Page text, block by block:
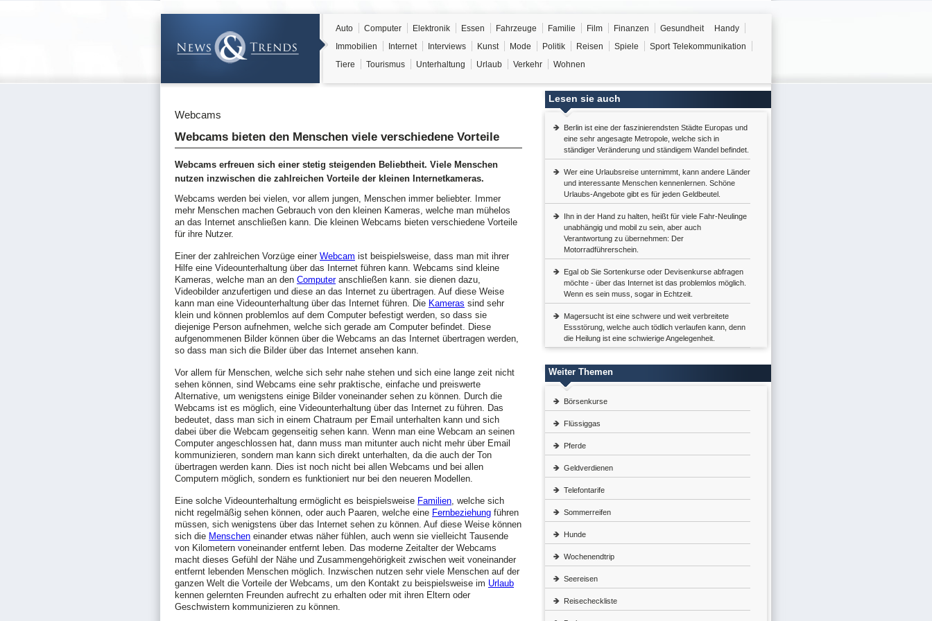
Auto Computer Elektronik Essen Fahrzeuge Familie Film Finanzen Gesundheit
Handy
Immobilien
Internet Interviews Kunst Mode Politik Reisen Spiele Sport Telekommunikation
Tiere
Tourismus Unterhaltung Urlaub Verkehr Wohnen
Webcams
Webcams bieten den Menschen viele verschiedene Vorteile
Webcams erfreuen sich einer stetig steigenden Beliebtheit. Viele Menschen
nutzen inzwischen die zahlreichen Vorteile der kleinen Internetkameras.
Webcams werden bei vielen, vor allem jungen, Menschen immer beliebter. Immer
mehr Menschen machen Gebrauch von den kleinen Kameras, welche man mühelos
an das Internet anschließen kann. Die kleinen Webcams bieten verschiedene Vorteile
für ihre Nutzer.
Einer der zahlreichen Vorzüge einer Webcam ist beispielsweise, dass man mit ihrer
Hilfe eine Videounterhaltung über das Internet führen kann. Webcams sind kleine
Kameras, welche man an den Computeranschließen kann. sie dienen dazu,
Videobilder anzufertigen und diese an das Internet zu übertragen. Auf diese Weise
kann man eine Videounterhaltung über das Internet führen. Die Kameras sind sehr
klein und können problemlos auf dem Computer befestigt werden, so dass sie
diejenige Person aufnehmen, welche sich gerade am Computer befindet. Diese
aufgenommenen Bilder können über die Webcams an das Internet übertragen werden,
so dass man sich die Bilder über das Internet ansehen kann.
Vor allem für Menschen, welche sich sehr nahe stehen und sich eine lange zeit nicht
sehen können, sind Webcams eine sehr praktische, einfache und preiswerte
Alternative, um wenigstens einige Bilder voneinander sehen zu können. Durch die
Webcams ist es möglich, eine Videounterhaltung über das Internet zu führen. Das
bedeutet, dass man sich in einem Chatraum per Email unterhalten kann und sich
dabei über die Webcam gegenseitig sehen kann. Wenn man eine Webcam an seinen
Computer angeschlossen hat, dann muss man mitunter auch nicht mehr über Email
kommunizieren, sondern man kann sich direkt unterhalten, da die auch der Ton
übertragen werden kann. Dies ist noch nicht bei allen Webcams und bei allen
Computern möglich, sondern es funktioniert nur bei den neueren Modellen.
Eine solche Videounterhaltung ermöglicht es beispielsweise Familien, welche sich
nicht regelmäßig sehen können, oder auch Paaren, welche eine Fernbeziehung führen
müssen, sich wenigstens über das Internet sehen zu können. Auf diese Weise können
sich die Menschen einander etwas näher fühlen, auch wenn sie vielleicht Tausende
von Kilometern voneinander entfernt leben. Das moderne Zeitalter der Webcams
macht dieses Gefühl der Nähe und Zusammengehörigkeit zwischen weit voneinander
entfernt lebenden Menschen möglich. Inzwischen nutzen sehr viele Menschen auf der
ganzen Welt die Vorteile der Webcams, um den Kontakt zu beispielsweise im Urlaub
kennen gelernten Freunden aufrecht zu erhalten oder mit ihren Eltern oder
Geschwistern kommunizieren zu können.
Lesen sie auch
Berlin ist eine der faszinierendsten Städte Europas und
eine sehr angesagte Metropole, welche sich in
ständiger Veränderung und ständigem Wandel befindet.
Wer eine Urlaubsreise unternimmt, kann andere Länder
und interessante Menschen kennenlernen. Schöne
Urlaubs-Angebote gibt es für jeden Geldbeutel.
Ihn in der Hand zu halten, heißt für viele Fahr-Neulinge
unabhängig und mobil zu sein, aber auch
Verantwortung zu übernehmen: Der
Motorradführerschein.
Egal ob Sie Sortenkurse oder Devisenkurse abfragen
möchte - über das Internet ist das problemlos möglich.
Wenn es sein muss, sogar in Echtzeit.
Magersucht ist eine schwere und weit verbreitete
Essstörung, welche auch tödlich verlaufen kann, denn
die Heilung ist eine schwierige Angelegenheit.
Weiter Themen
Börsenkurse
Flüssiggas
Pferde
Geldverdienen
Telefontarife
Sommerreifen
Hunde
Wochenendtrip
Seereisen
Reisecheckliste